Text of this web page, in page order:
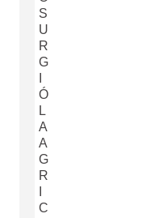
S
U
R
G
Ó
L
A
A
G
R
C